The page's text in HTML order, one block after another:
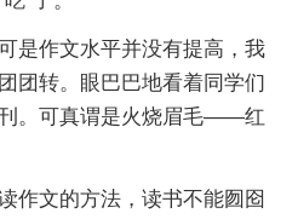
是作文水平并没有提高，我
转。眼巴巴地看着同学们
。可真谓是火烧眉毛——红
作文的方法，读书不能囫囵